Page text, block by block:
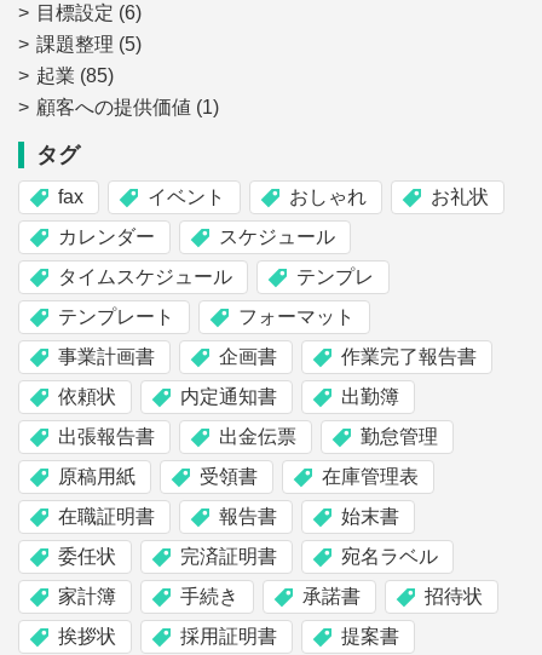
目標設定 (6)
課題整理 (5)
起業 (85)
顧客への提供価値 (1)
タグ
fax イベント おしゃれ
お礼状
カレンダー
スケジュール
タイムスケジュール
テンプレ
テンプレート
フォーマット
事業計画書
企画書
作業完了報告書
依頼状
内定通知書
出勤簿
出張報告書
出金伝票
勤怠管理
原稿用紙
受領書
在庫管理表
在職証明書
報告書
始末書
委任状
完済証明書
宛名ラベル
家計簿
手続き 承諾書
招待状
挨拶状
採用証明書
提案書